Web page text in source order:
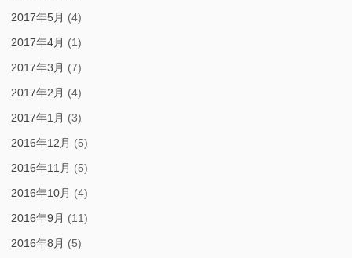
2017年5月 (4)
2017年4月 (1)
2017年3月 (7)
2017年2月 (4)
2017年1月 (3)
2016年12月 (5)
2016年11月 (5)
2016年10月 (4)
2016年9月 (11)
2016年8月 (5)